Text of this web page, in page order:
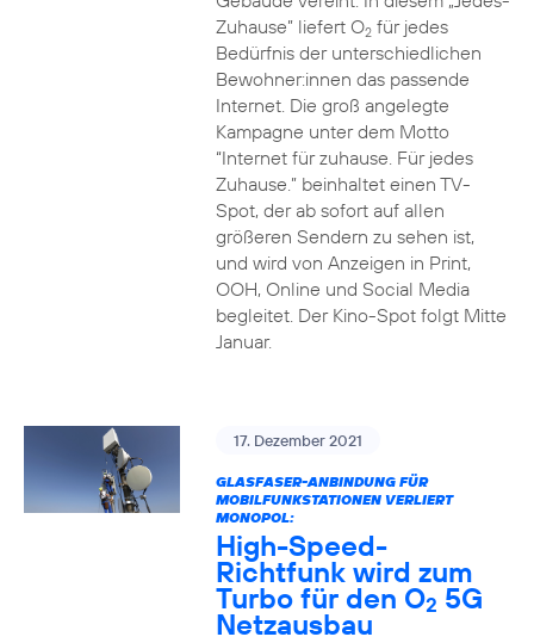
Zuhause” liefert O2für jedes
Bedürfnis der unterschiedlichen
Bewohner:innen das passende
Internet. Die groß angelegte
Kampagne unter dem Motto
“Internet für zuhause. Für jedes
Zuhause.” beinhaltet einen TV-
Spot, der ab sofort auf allen
größeren Sendern zu sehen ist,
und wird von Anzeigen in Print,
OOH, Online und Social Media
begleitet. Der Kino-Spot folgt Mitte
Januar.
17. Dezember 2021
GLASFASER-ANBINDUNG FÜR
MOBILFUNKSTATIONEN VERLIERT
MONOPOL:
High-Speed-
Richtfunk wird zum
Turbo für den O2 5G
Netzausbau